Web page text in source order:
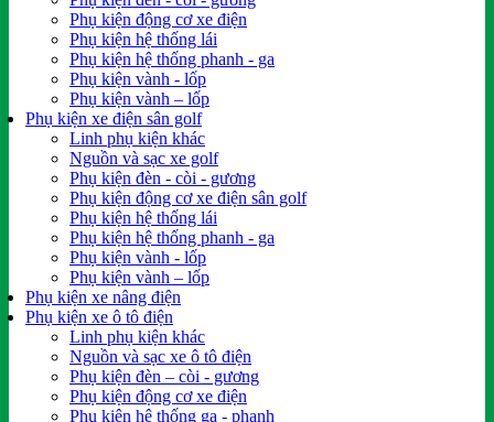
Phụ kiện động cơ xe điện
Phụ kiện hệ thống lái
Phụ kiện hệ thống phanh - ga
Phụ kiện vành - lốp
Phụ kiện vành – lốp
Phụ kiện xe điện sân golf
Linh phụ kiện khác
Nguồn và sạc xe golf
Phụ kiện đèn - còi - gương
Phụ kiện động cơ xe điện sân golf
Phụ kiện hệ thống lái
Phụ kiện hệ thống phanh - ga
Phụ kiện vành - lốp
Phụ kiện vành – lốp
Phụ kiện xe nâng điện
Phụ kiện xe ô tô điện
Linh phụ kiện khác
Nguồn và sạc xe ô tô điện
Phụ kiện đèn – còi - gương
Phụ kiện động cơ xe điện
Phụ kiện hệ thống ga - phanh